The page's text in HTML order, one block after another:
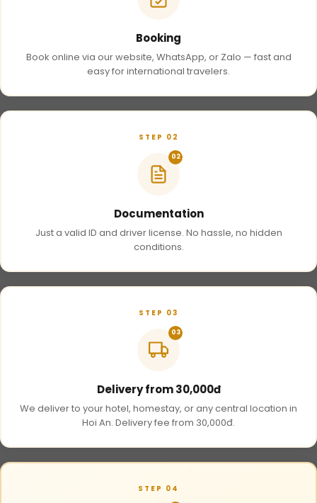
Booking
Book online via our website, WhatsApp, or Zalo — fast and
easy for international travelers.
STEP 02
02
Documentation
Just a valid ID and driver license. No hassle, no hidden
conditions.
STEP 03
03
Delivery from 30,000đ
We deliver to your hotel, homestay, or any central location in
Hoi An. Delivery fee from 30,000đ.
STEP 04